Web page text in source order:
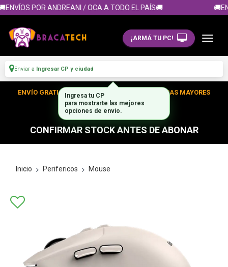
POR ANDREANI / OCA A TODO EL PAÍS🚚
¡ARMÁ TU PC!
Enviar a Ingresar CP y ciudad
ENVÍO GRATIS DENTRO DE CABA EN TUS COMPRAS MAYORES
A $300.000
CONFIRMAR STOCK ANTES DE ABONAR
Inicio Perifericos Mouse
Ingresa tu CP
para mostrarte las mejores
opciones de envío.